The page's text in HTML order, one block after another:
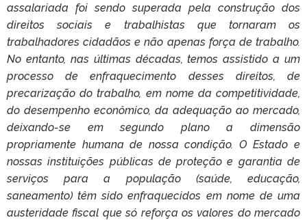
assalariada foi sendo superada pela construção dos
direitos sociais e trabalhistas que tornaram os
trabalhadores cidadãos e não apenas força de trabalho.
No entanto, nas últimas décadas, temos assistido a um
processo de enfraquecimento desses direitos, de
precarização do trabalho, em nome da competitividade,
do desempenho econômico, da adequação ao mercado,
deixando-se em segundo plano a dimensão
propriamente humana de nossa condição. O Estado e
nossas instituições públicas de proteção e garantia de
serviços para a população (saúde, educação,
saneamento) têm sido enfraquecidos em nome de uma
austeridade fiscal que só reforça os valores do mercado